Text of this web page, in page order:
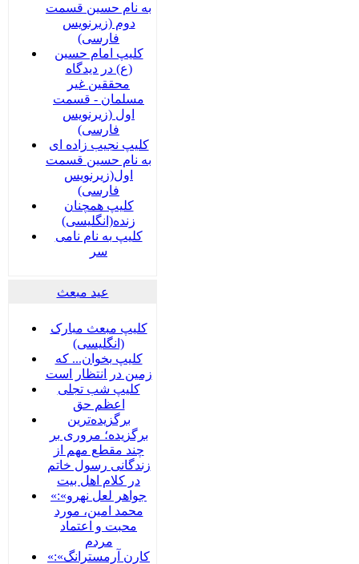
به نام حسین قسمت
دوم (زیرنویس
فارسی)
کلیپ امام حسین
(ع) در دیدگاه
محققین غیر
مسلمان - قسمت
اول (زیرنویس
فارسی)
کلیپ نجیب زاده ای
به نام حسین قسمت
اول(زیرنویس
فارسی)
کلیپ همچنان
زنده(انگلیسی)
کلیپ به نام نامی
سر
عید مبعث
کلیپ مبعث مبارک
(انگلیسی)
کلیپ بخوان... که
زمین در انتظار است
کلیپ شب تجلی
اعظم حق
برگزیده‌ترین
برگزیده؛ مروری بر
چند مقطع مهم از
زندگانی رسول خاتم
در کلام اهل بیت
«جواهر لعل نهرو»:
محمد امین، مورد
محبت و اعتماد
مردم
«کارِن آرمسترانگ»: